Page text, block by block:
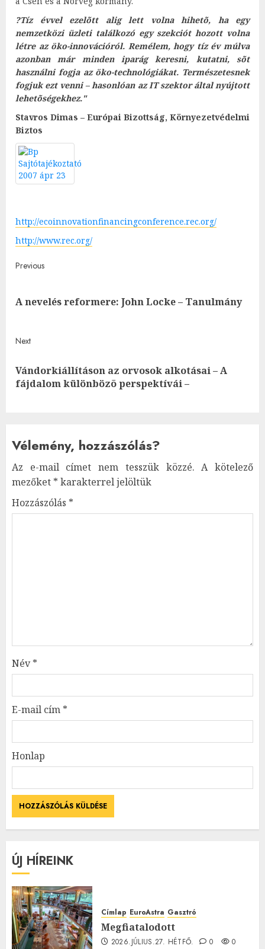
?Tíz évvel ezelõtt alig lett volna hihetõ, ha egy
nemzetközi üzleti találkozó egy szekciót hozott volna
létre az öko-innovációról. Remélem, hogy tíz év múlva
azonban már minden iparág keresni, kutatni, sõt
használni fogja az öko-technológiákat. Természetesnek
fogjuk ezt venni – hasonlóan az IT szektor által nyújtott
lehetõségekhez."
Stavros Dimas – Európai Bizottság, Környezetvédelmi
Biztos
http://ecoinnovationfinancingconference.rec.org/
http://www.rec.org/
Post
navigation
Previous
A nevelés reformere: John Locke – Tanulmány
Next
Next
post:
Vándorkiállításon az orvosok alkotásai – A
fájdalom különbözõ perspektívái –
Vélemény, hozzászólás?
Az e-mail címet nem tesszük közzé. A kötelező
mezőket * karakterrel jelöltük
Hozzászólás *
Név*
E-mail cím *
Honlap
ÚJ HÍREINK
Címlap EuroAstra Gasztró
Megfiatalodott
2026.JÚLIUS.27. HÉTFŐ. 0 0